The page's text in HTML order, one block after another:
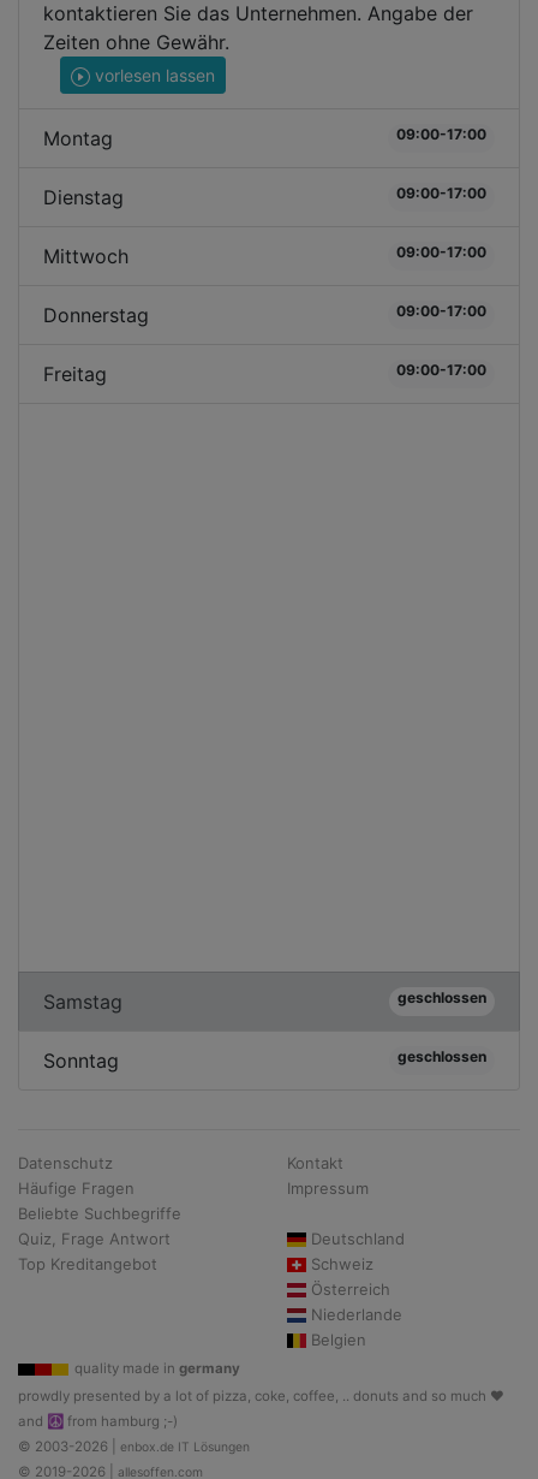
kontaktieren Sie das Unternehmen. Angabe der
Zeiten ohne Gewähr.
vorlesen lassen
Montag 09:00-17:00
Dienstag 09:00-17:00
Mittwoch 09:00-17:00
Donnerstag 09:00-17:00
Freitag 09:00-17:00
Samstag geschlossen
Sonntag geschlossen
Datenschutz
Häufige Fragen
Beliebte Suchbegriffe
Quiz, Frage Antwort
Top Kreditangebot
Kontakt
Impressum
Deutschland
Schweiz
Österreich
Niederlande
Belgien
quality made in germany
prowdly presented by a lot of pizza, coke, coffee, .. donuts and so much ♥
and ☮ from hamburg ;-)
© 2003-2026 | enbox.de IT Lösungen
© 2019-2026 | allesoffen.com